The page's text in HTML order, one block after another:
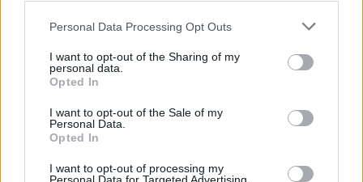
Please note that this website/app uses one or more Google
not limited to your visit or usage behaviour. You may click to
grant or deny consent to Google and its third-party tags to
use your data for below specified purposes in below Google
consent section.
Personal Data Processing Opt Outs
I want to opt-out of the Sharing of my
personal data.
Opted In
I want to opt-out of the Sale of my
Personal Data.
Opted In
I want to opt-out of processing my
Felmerülhet a kérdés, hogy volt-e értelme a sor
termőhelyi koncepcióját megszakítani egy muzslai
furmint kedvéért, de a helyzet az, hogy Bott Frigyes
friss fajtabora az aktuális teljesítményével
mindenféle kételyt eloszlat. Az illat sokszínű és
gazdag, a sok-sok sárga gyümölcsöt élénk
fűszeresség és egy érintésnyi hordó színesíti. Szájban
elképesztően feszes, lendületesen gyümölcsös,
mégis tömör és kifejező. Hosszú utóízzel, tisztán